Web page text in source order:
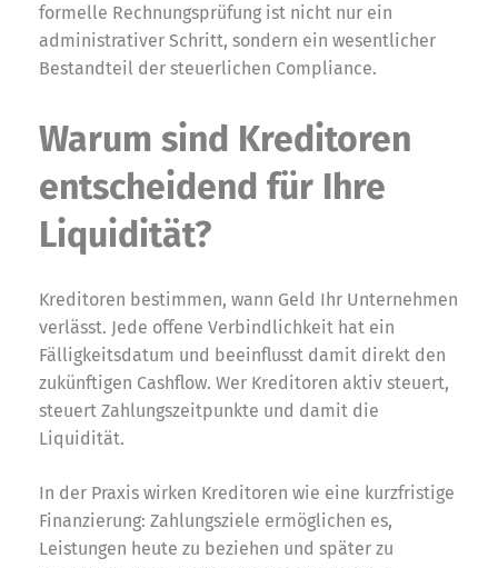
formelle Rechnungsprüfung ist nicht nur ein
administrativer Schritt, sondern ein wesentlicher
Bestandteil der steuerlichen Compliance.
Warum sind Kreditoren
entscheidend für Ihre
Liquidität?
Kreditoren bestimmen, wann Geld Ihr Unternehmen
verlässt. Jede offene Verbindlichkeit hat ein
Fälligkeitsdatum und beeinflusst damit direkt den
zukünftigen Cashflow. Wer Kreditoren aktiv steuert,
steuert Zahlungszeitpunkte und damit die
Liquidität.
In der Praxis wirken Kreditoren wie eine kurzfristige
Finanzierung: Zahlungsziele ermöglichen es,
Leistungen heute zu beziehen und später zu